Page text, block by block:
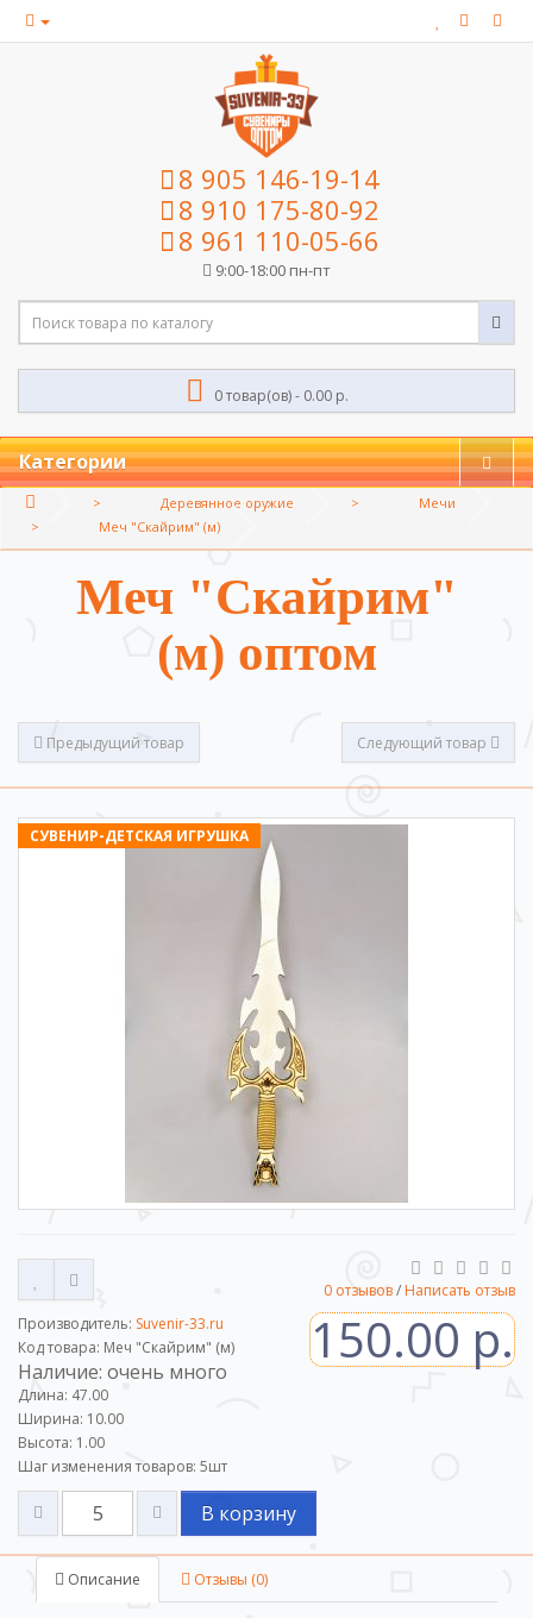
8 905 146-19-14
8 910 175-80-92
8 961 110-05-66
9:00-18:00 пн-пт
0 товар(ов) - 0.00 р.
Категории
Деревянное оружие
Мечи
Меч "Скайрим" (м)
Меч "Скайрим"
(м) оптом
Предыдущий товар Следующий товар
СУВЕНИР-ДЕТСКАЯ ИГРУШКА
0 отзывов/ Написать отзыв
Производитель: Suvenir-33.ru
Код товара: Меч "Скайрим" (м)
Наличие: очень много
Длина: 47.00
Ширина: 10.00
Высота: 1.00
Шаг изменения товаров: 5шт
150.00 р.
В корзину
Описание Отзывы (0)